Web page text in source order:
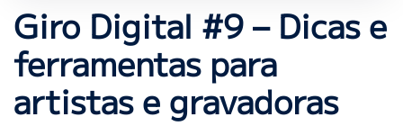
Giro Digital #9 – Dicas e
ferramentas para
artistas e gravadoras